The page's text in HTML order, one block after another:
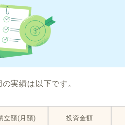
実績は以下です。
立額(月額) 投資金額